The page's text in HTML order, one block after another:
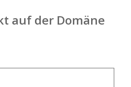
auf der Domäne